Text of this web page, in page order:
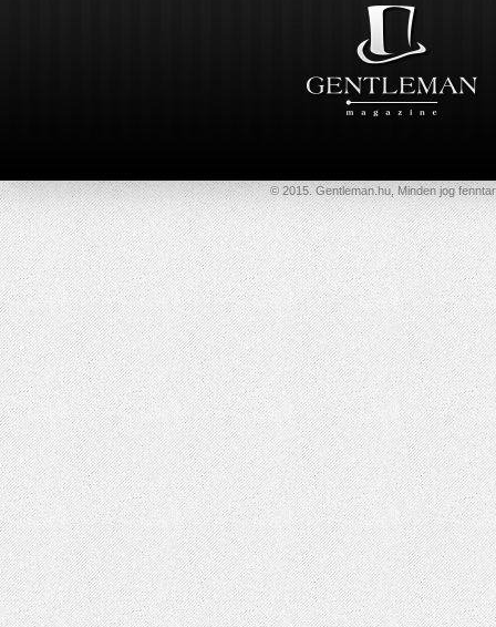
© 2015. Gentleman.hu, Minden jog